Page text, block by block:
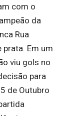
com o
da
Rua
prata. Em um
viu gols no
para
de Outubro